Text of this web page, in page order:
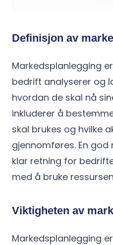
Definisjon av
Markedsplanlegging
bedrift analyserer og
hvordan de skal nå
inkluderer å
skal brukes og hvilke
gjennomføres. En
klar retning for
med å bruke
Viktigheten av
Markedsplanlegging